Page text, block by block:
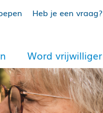
Heb je een vraag?
Word vrijwilliger